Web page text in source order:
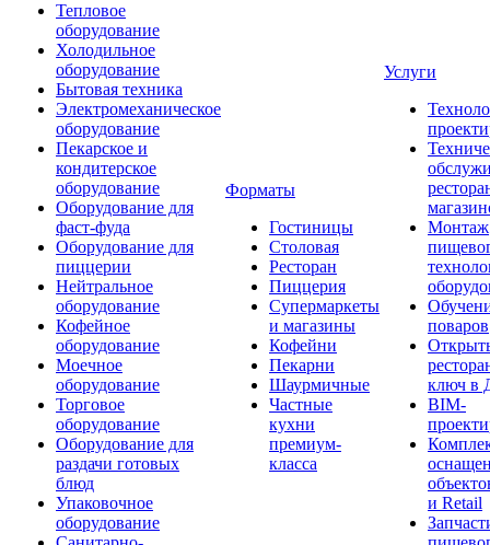
Тепловое
оборудование
Холодильное
оборудование
Бытовая техника
Электромеханическое
оборудование
Пекарское и
кондитерское
оборудование
Оборудование для
фаст-фуда
Оборудование для
пиццерии
Нейтральное
оборудование
Кофейное
оборудование
Моечное
оборудование
Торговое
оборудование
Оборудование для
раздачи готовых
блюд
Упаковочное
оборудование
Форматы
Гостиницы
Столовая
Ресторан
Пиццерия
Супермаркеты
и магазины
Кофейни
Пекарни
Шаурмичные
Частные
кухни
премиум-
класса
Услуги
Монтаж
поваров
ключ в
BIM-
и Retail